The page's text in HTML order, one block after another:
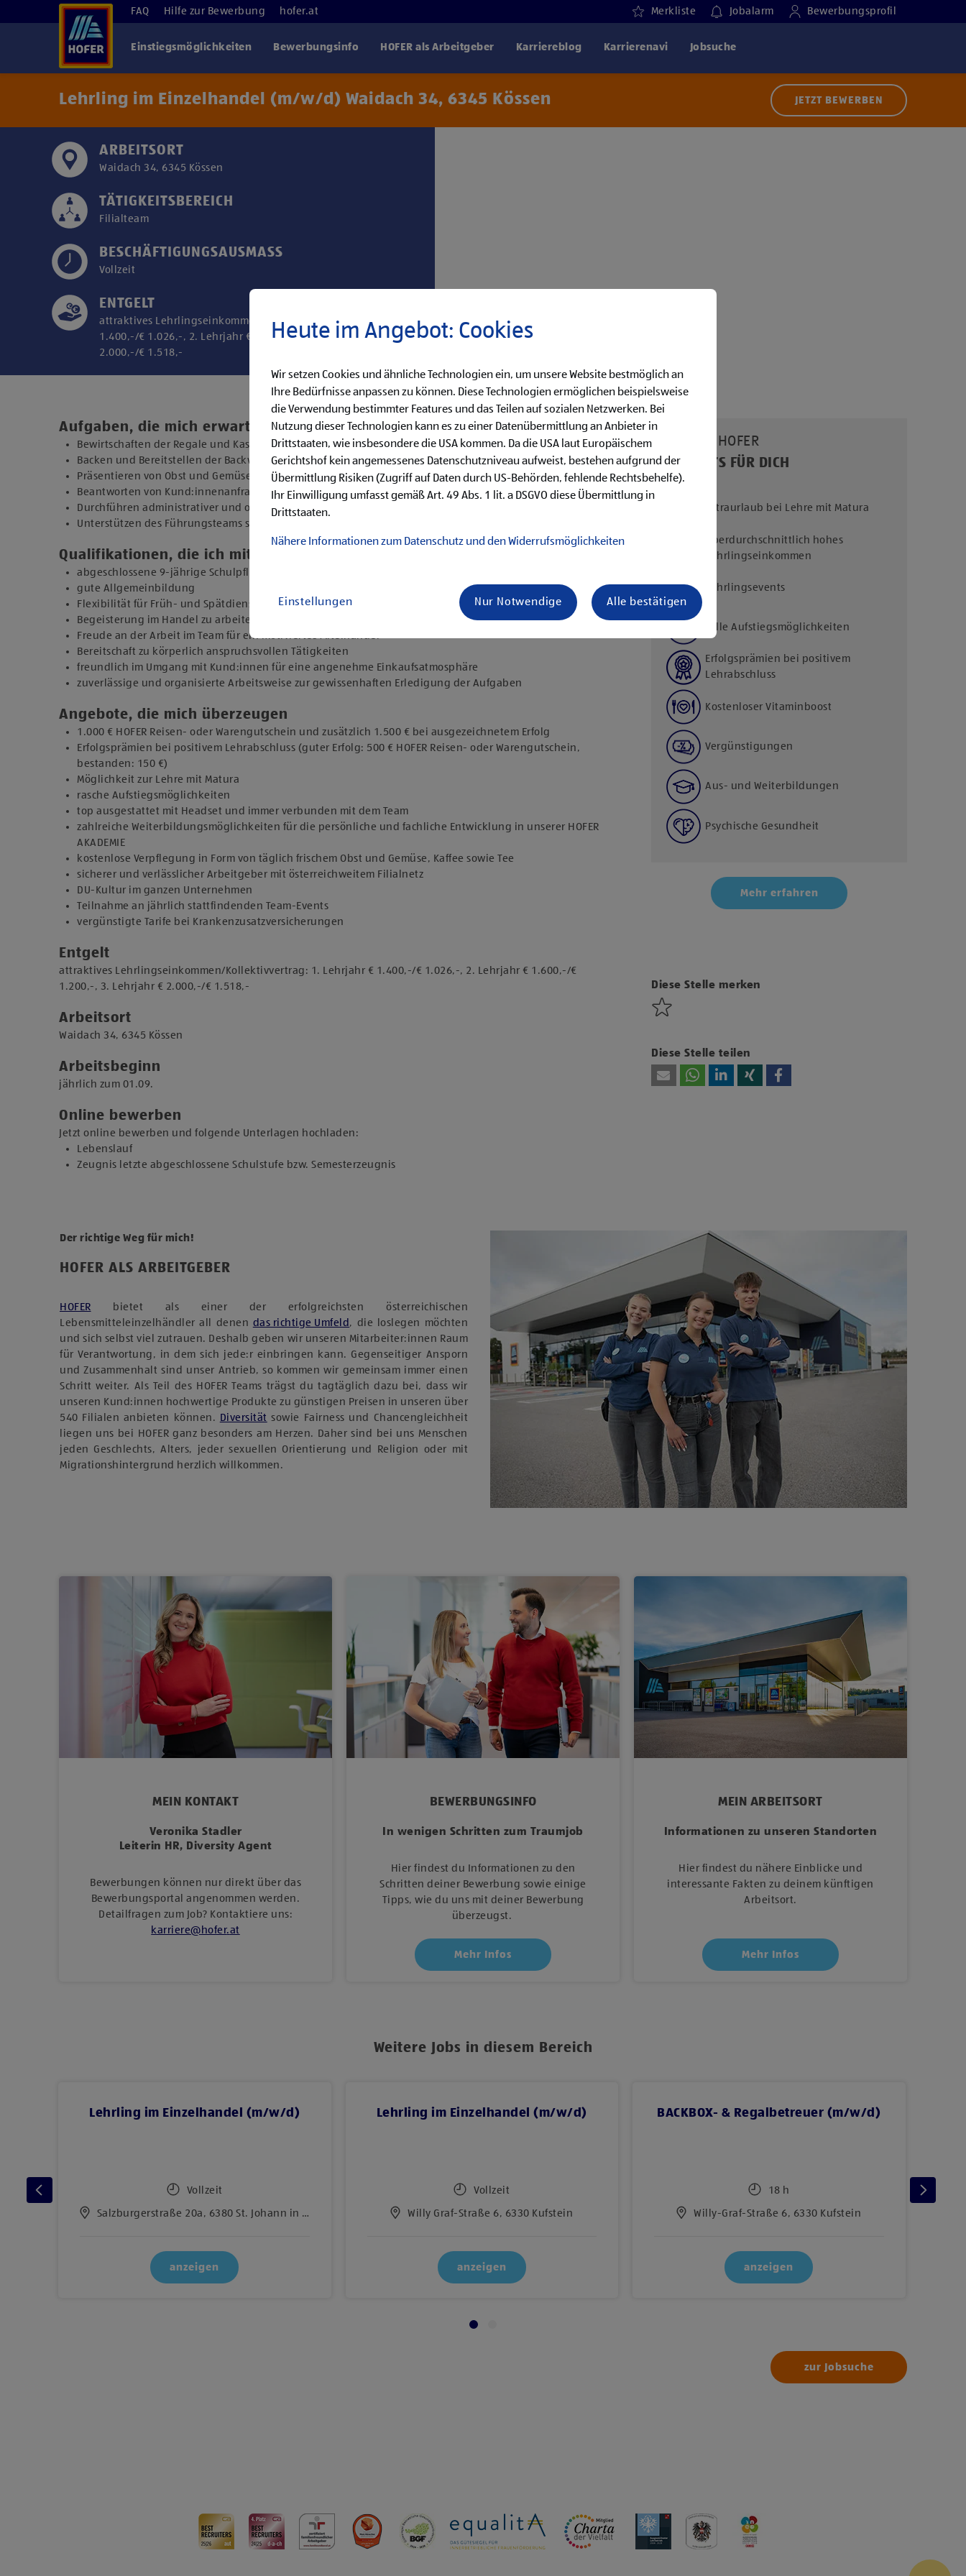
FAQ Hilfe zur Bewerbung hofer.at Merkliste Jobalarm Bewerbungsprofil
Einstiegsmöglichkeiten Bewerbungsinfo HOFER als Arbeitgeber Karriereblog Karrierenavi Jobsuche
Lehrling im Einzelhandel (m/w/d) Waidach 34, 6345 Kössen JETZT BEWERBEN
ARBEITSORT
Waidach 34, 6345 Kössen
TÄTIGKEITSBEREICH
Filialteam
BESCHÄFTIGUNGSAUSMASS
Vollzeit
ENTGELT
attraktives Lehrlingseinkommen/Kollektivvertrag: 1. Lehrjahr €
1.400,-/€ 1.026,-, 2. Lehrjahr € 1.600,-/€ 1.200,-, 3. Lehrjahr €
2.000,-/€ 1.518,-
Aufgaben, die mich erwarten
Bewirtschaften der Regale und Kassieren der Einkäufe
Backen und Bereitstellen der Backware
Präsentieren von Obst und Gemüse sowie Durchführen von Qualitätskontrollen
Beantworten von Kund:innenanfragen
Durchführen administrativer und organisatorischer Aufgaben
Unterstützen des Führungsteams sowie Übernehmen erster Führungstätigkeiten
Qualifikationen, die ich mitbringe
abgeschlossene 9-jährige Schulpflicht
gute Allgemeinbildung
Flexibilität für Früh- und Spätdienste (Montag bis Samstag)
Begeisterung im Handel zu arbeiten und den Unternehmenserfolg mitzugestalten
Freude an der Arbeit im Team für ein motiviertes Miteinander
Bereitschaft zu körperlich anspruchsvollen Tätigkeiten
freundlich im Umgang mit Kund:innen für eine angenehme Einkaufsatmosphäre
zuverlässige und organisierte Arbeitsweise zur gewissenhaften Erledigung der Aufgaben
Angebote, die mich überzeugen
1.000 € HOFER Reisen- oder Warengutschein und zusätzlich 1.500 € bei ausgezeichnetem Erfolg
Erfolgsprämien bei positivem Lehrabschluss (guter Erfolg: 500 € HOFER Reisen- oder Warengutschein,
bestanden: 150 €)
Möglichkeit zur Lehre mit Matura
rasche Aufstiegsmöglichkeiten
top ausgestattet mit Headset und immer verbunden mit dem Team
zahlreiche Weiterbildungsmöglichkeiten für die persönliche und fachliche Entwicklung in unserer HOFER
AKADEMIE
kostenlose Verpflegung in Form von täglich frischem Obst und Gemüse, Kaffee sowie Tee
sicherer und verlässlicher Arbeitgeber mit österreichweitem Filialnetz
DU-Kultur im ganzen Unternehmen
Teilnahme an jährlich stattfindenden Team-Events
vergünstigte Tarife bei Krankenzusatzversicherungen
Entgelt
attraktives Lehrlingseinkommen/Kollektivvertrag: 1. Lehrjahr € 1.400,-/€ 1.026,-, 2. Lehrjahr € 1.600,-/€
1.200,-, 3. Lehrjahr € 2.000,-/€ 1.518,-
Arbeitsort
​Waidach 34, 6345 Kössen​​
Arbeitsbeginn
jährlich zum 01.09.​
Online bewerben
Jetzt online bewerben und folgende Unterlagen hochladen:
Lebenslauf
Zeugnis letzte abgeschlossene Schulstufe bzw. Semesterzeugnis
UNSERE HOFER
BENEFITS FÜR DICH
Extraurlaub bei Lehre mit Matura
Überdurchschnittlich hohes
Lehrlingseinkommen
Lehrlingsevents
Tolle Aufstiegsmöglichkeiten
Erfolgsprämien bei positivem
Lehrabschluss
Kostenloser Vitaminboost
Vergünstigungen
Aus- und Weiterbildungen
Psychische Gesundheit
Mehr erfahren
diesen Inhalt anzuzeigen.
Diese Stelle merken
Diese Stelle teilen
HOFER ALS ARBEITGEBER
Der richtige Weg für mich!
HOFER bietet als einer der erfolgreichsten österreichischen
Lebensmitteleinzelhändler all denen das richtige Umfeld , die loslegen möchten
und sich selbst viel zutrauen. Deshalb geben wir unseren Mitarbeiter:innen Raum
für Verantwortung, in dem sich jede:r einbringen kann. Gegenseitiger Ansporn
und Zusammenhalt sind unser Antrieb, so kommen wir gemeinsam immer einen
Schritt weiter. Als Teil des HOFER Teams trägst du tagtäglich dazu bei, dass wir
unseren Kund:innen hochwertige Produkte zu günstigen Preisen in unseren über
540 Filialen anbieten können. Diversität sowie Fairness und Chancengleichheit
liegen uns bei HOFER ganz besonders am Herzen. Daher sind bei uns Menschen
jeden Geschlechts, Alters, jeder sexuellen Orientierung und Religion oder mit
Migrationshintergrund herzlich willkommen.
MEIN KONTAKT
Veronika Stadler
Leiterin HR, Diversity Agent
Bewerbungen können nur direkt über das
Bewerbungsportal angenommen werden.
Detailfragen zum Job? Kontaktiere uns:
karriere@ hofer.at
BEWERBUNGSINFO
In wenigen Schritten zum Traumjob
Hier findest du Informationen zu den
Schritten deiner Bewerbung sowie einige
Tipps, wie du uns mit deiner Bewerbung
überzeugst.
Mehr Infos
MEIN ARBEITSORT
Informationen zu unseren Standorten
Hier findest du nähere Einblicke und
interessante Fakten zu deinem künftigen
Arbeitsort.
Mehr Infos
Weitere Jobs in diesem Bereich
Lehrling im Einzelhandel (m/w/d)
Vollzeit
Salzburgerstraße 20a, 6380 St. Johann in Tirol
anzeigen
Lehrling im Einzelhandel (m/w/d)
Vollzeit
Willy Graf-Straße 6, 6330 Kufstein
anzeigen
BACKBOX- & Regalbetreuer (m/w/d)
18 h
Willy-Graf-Straße 6, 6330 Kufstein
anzeigen
zur Jobsuche
Heute im Angebot: Cookies
Wir setzen Cookies und ähnliche Technologien ein, um unsere Website bestmöglich an
Ihre Bedürfnisse anpassen zu können. Diese Technologien ermöglichen beispielsweise
die Verwendung bestimmter Features und das Teilen auf sozialen Netzwerken. Bei
Nutzung dieser Technologien kann es zu einer Datenübermittlung an Anbieter in
Drittstaaten, wie insbesondere die USA kommen. Da die USA laut Europäischem
Gerichtshof kein angemessenes Datenschutzniveau aufweist, bestehen aufgrund der
Übermittlung Risiken (Zugriff auf Daten durch US-Behörden, fehlende Rechtsbehelfe).
Ihr Einwilligung umfasst gemäß Art. 49 Abs. 1 lit. a DSGVO diese Übermittlung in
Drittstaaten.
Nähere Informationen zum Datenschutz und den Widerrufsmöglichkeiten
Einstellungen Nur Notwendige Alle bestätigen